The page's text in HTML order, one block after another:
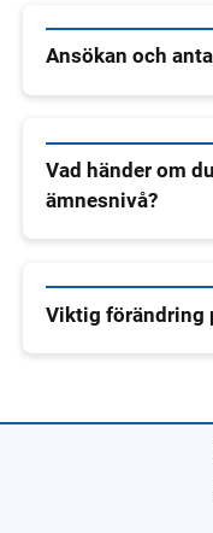
Ansökan och
Vad händer om
ämnesnivå?
Viktig förändring